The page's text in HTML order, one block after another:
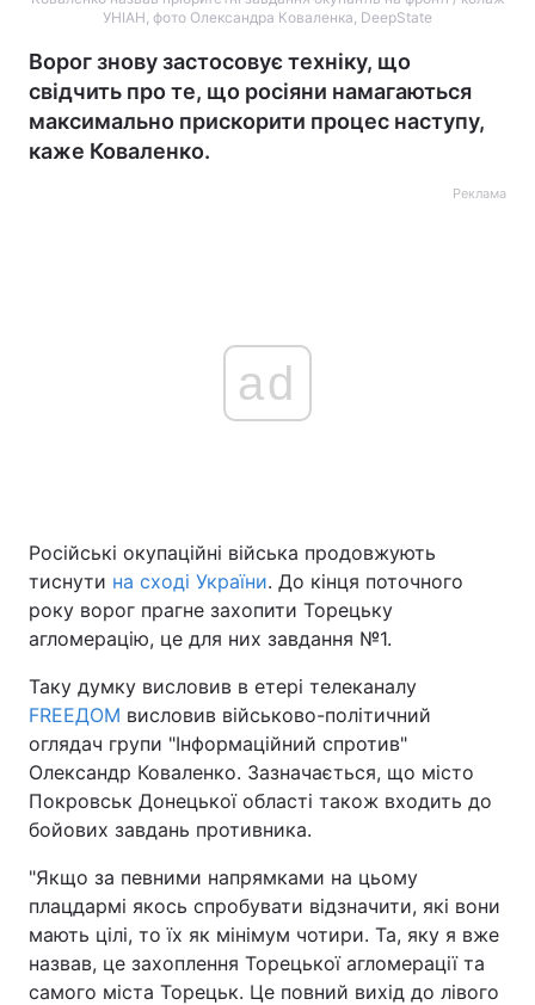
УНІАН, фото Олександра Коваленка, DeepState
Ворог знову застосовує техніку, що
свідчить про те, що росіяни намагаються
максимально прискорити процес наступу,
каже Коваленко.
Реклама
ad
Російські окупаційні війська продовжують
тиснути на сході України. До кінця поточного
року ворог прагне захопити Торецьку
агломерацію, це для них завдання №1.
Таку думку висловив в етері телеканалу
FREEДОМ висловив військово-політичний
оглядач групи "Інформаційний спротив"
Олександр Коваленко. Зазначається, що місто
Покровськ Донецької області також входить до
бойових завдань противника.
"Якщо за певними напрямками на цьому
плацдармі якось спробувати відзначити, які вони
мають цілі, то їх як мінімум чотири. Та, яку я вже
назвав, це захоплення Торецької агломерації та
самого міста Торецьк. Це повний вихід до лівого